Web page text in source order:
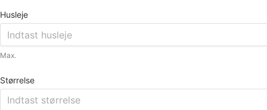
Husleje
Max.
Størrelse